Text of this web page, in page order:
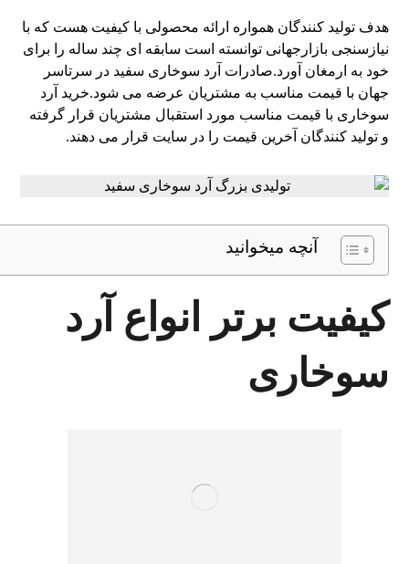
هدف تولید کنندگان همواره ارائه محصولی با کیفیت هست که با
نیازسنجی بازارجهانی توانسته است سابقه ای چند ساله را برای
خود به ارمغان آورد.صادرات آرد سوخاری سفید در سرتاسر
جهان با قیمت مناسب به مشتریان عرضه می شود.خرید آرد
سوخاری با قیمت مناسب مورد استقبال مشتریان قرار گرفته
و تولید کنندگان آخرین قیمت را در سایت قرار می دهند.
آنچه میخوانید
کیفیت برتر انواع آرد
سوخاری